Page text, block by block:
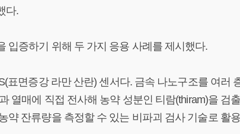
다.
입증하기 위해 두 가지 응용 사례를 제시했다.
표면증강 라만 산란) 센서다. 금속 나노구조를 여러
열매에 직접 전사해 농약 성분인 티람(thiram)을 검
약 잔류량을 측정할 수 있는 비파괴 검사 기술로 활